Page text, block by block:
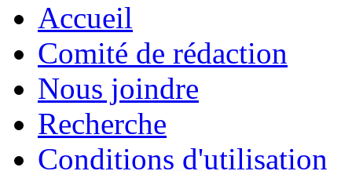
Accueil
Comité de rédaction
Nous joindre
Recherche
Conditions d'utilisation